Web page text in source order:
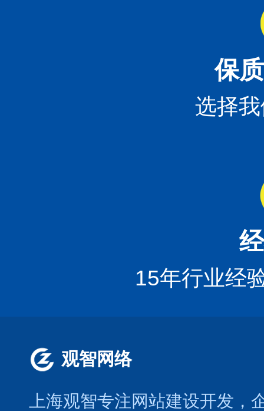
保
选择
15年行业经
观智网络
上海观智专注网站建设开发 ，